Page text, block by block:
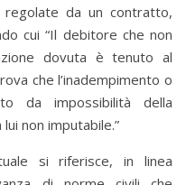
regolate da un contratto,
cui “Il debitore che non
dovuta è tenuto al
che l’inadempimento o
da impossibilità della
non imputabile.”
si riferisce, in linea